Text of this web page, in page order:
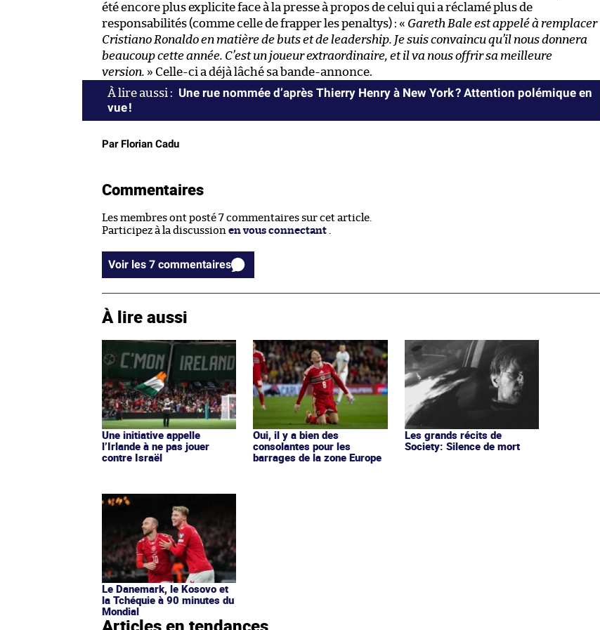
été encore plus explicite face à la presse à propos de celui qui a réclamé plus de
responsabilités (comme celle de frapper les penaltys) : « Gareth Bale est appelé à remplacer
Cristiano Ronaldo en matière de buts et de leadership. Je suis convaincu qu’il nous donnera
beaucoup cette année. C’est un joueur extraordinaire, et il va nous offrir sa meilleure
version. » Celle-ci a déjà lâché sa bande-annonce.
Une rue nommée d’après Thierry Henry à New York ? Attention polémique en
vue !
Par Florian Cadu
Commentaires
Les membres ont posté 7 commentaires sur cet article.
Participez à la discussion en vous connectant
Voir les 7 commentaires
À lire aussi
Une initiative appelle
l’Irlande à ne pas jouer
contre Israël
Oui, il y a bien des
consolantes pour les
barrages de la zone Europe
Les grands récits de
Society: Silence de mort
Le Danemark, le Kosovo et
la Tchéquie à 90 minutes du
Mondial